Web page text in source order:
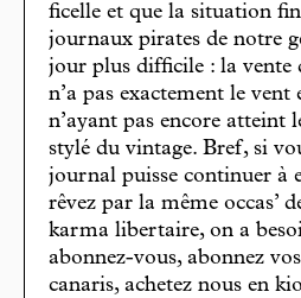
ficelle et que la situation
journaux pirates de notre
jour plus difficile : la vente
n’a pas exactement le
n’ayant pas encore atteint
stylé du vintage. Bref, si
journal puisse continuer à
rêvez par la même occas’
karma libertaire, on a
abonnez-vous, abonnez
canaris, achetez nous en